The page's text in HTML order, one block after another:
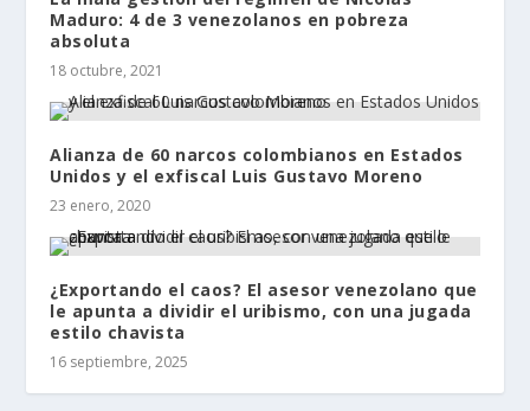
Maduro: 4 de 3 venezolanos en pobreza
absoluta
18 octubre, 2021
Alianza de 60 narcos colombianos en Estados
Unidos y el exfiscal Luis Gustavo Moreno
23 enero, 2020
¿Exportando el caos? El asesor venezolano que
le apunta a dividir el uribismo, con una jugada
estilo chavista
16 septiembre, 2025